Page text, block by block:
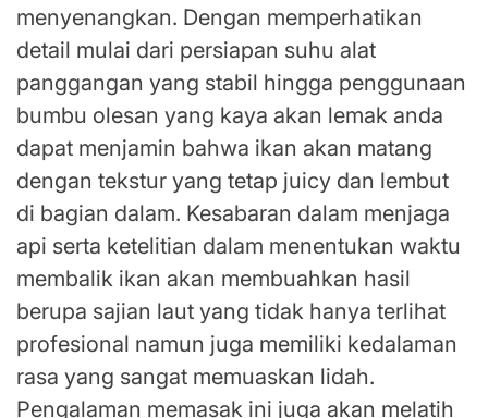
menyenangkan. Dengan memperhatikan
detail mulai dari persiapan suhu alat
panggangan yang stabil hingga penggunaan
bumbu olesan yang kaya akan lemak anda
dapat menjamin bahwa ikan akan matang
dengan tekstur yang tetap juicy dan lembut
di bagian dalam. Kesabaran dalam menjaga
api serta ketelitian dalam menentukan waktu
membalik ikan akan membuahkan hasil
berupa sajian laut yang tidak hanya terlihat
profesional namun juga memiliki kedalaman
rasa yang sangat memuaskan lidah.
Pengalaman memasak ini juga akan melatih